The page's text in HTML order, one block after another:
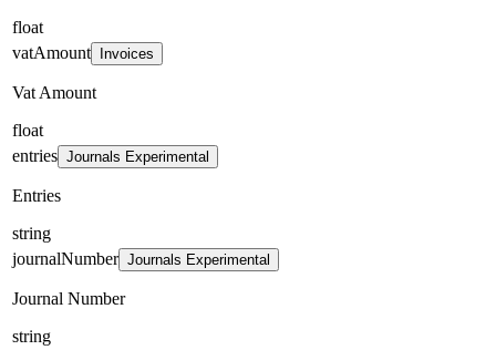
float
vatAmount
Invoices
Vat Amount
float
entries Journals Experimental
Entries
string
journalNumber Journals Experimental
Journal Number
string